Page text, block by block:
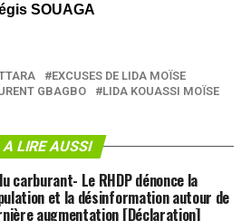
SOUAGA
EXCUSES DE LIDA MOÏSE
GBAGBO
LIDA KOUASSI MOÏSE
A LIRE AUSSI
carburant- Le RHDP dénonce la
et la désinformation autour de
augmentation [Déclaration]